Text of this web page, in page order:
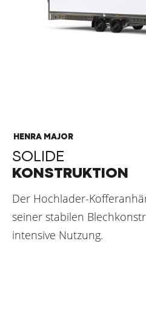
HENRA MAJOR
SOLIDE
KONSTRUKTION
Der Hochlader-
seiner stabilen
intensive Nutzung.